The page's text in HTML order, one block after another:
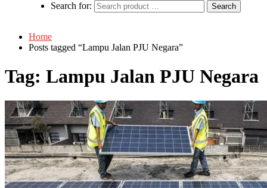
Search for:
Home
Posts tagged “Lampu Jalan PJU Negara”
Tag: Lampu Jalan PJU Negara